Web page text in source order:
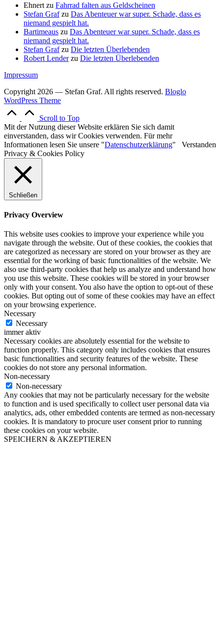
Ehnert zu Fahrrad falten aus Geldscheinen
Stefan Grafzu Das Abenteuer war super. Schade, dass es
niemand gespielt hat.
Bartimeaus zu Das Abenteuer war super. Schade, dass es
niemand gespielt hat.
Stefan Grafzu Die letzten Überlebenden
Robert Lenderzu Die letzten Überlebenden
Impressum
Copyright 2026 — Stefan Graf. All rights reserved. Bloglo
WordPress Theme
Scroll to Top
Mit der Nutzung dieser Website erklären Sie sich damit
einverstanden, dass wir Cookies verwenden. Für mehr
Informationen lesen Sie unsere "Datenschutzerklärung" Verstanden
Privacy & Cookies Policy
Schließen
Privacy Overview
This website uses cookies to improve your experience while you
navigate through the website. Out of these cookies, the cookies that
are categorized as necessary are stored on your browser as they are
essential for the working of basic functionalities of the website. We
also use third-party cookies that help us analyze and understand how
you use this website. These cookies will be stored in your browser
only with your consent. You also have the option to opt-out of these
cookies. But opting out of some of these cookies may have an effect
on your browsing experience.
Necessary
Necessary
immer aktiv
Necessary cookies are absolutely essential for the website to
function properly. This category only includes cookies that ensures
basic functionalities and security features of the website. These
cookies do not store any personal information.
Non-necessary
Non-necessary
Any cookies that may not be particularly necessary for the website
to function and is used specifically to collect user personal data via
analytics, ads, other embedded contents are termed as non-necessary
cookies. It is mandatory to procure user consent prior to running
these cookies on your website.
SPEICHERN & AKZEPTIEREN